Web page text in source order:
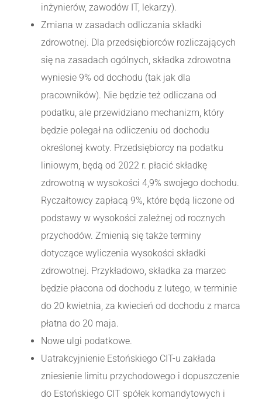
inżynierów, zawodów IT, lekarzy).
Zmiana w zasadach odliczania składki
zdrowotnej. Dla przedsiębiorców rozliczających
się na zasadach ogólnych, składka zdrowotna
wyniesie 9% od dochodu (tak jak dla
pracowników). Nie będzie też odliczana od
podatku, ale przewidziano mechanizm, który
będzie polegał na odliczeniu od dochodu
określonej kwoty. Przedsiębiorcy na podatku
liniowym, będą od 2022 r. płacić składkę
zdrowotną w wysokości 4,9% swojego dochodu.
Ryczałtowcy zapłacą 9%, które będą liczone od
podstawy w wysokości zależnej od rocznych
przychodów. Zmienią się także terminy
dotyczące wyliczenia wysokości składki
zdrowotnej. Przykładowo, składka za marzec
będzie płacona od dochodu z lutego, w terminie
do 20 kwietnia, za kwiecień od dochodu z marca
płatna do 20 maja.
Nowe ulgi podatkowe.
Uatrakcyjnienie Estońskiego CIT-u zakłada
zniesienie limitu przychodowego i dopuszczenie
do Estońskiego CIT spółek komandytowych i